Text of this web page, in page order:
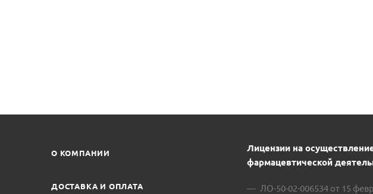
О КОМПАНИИ
ДОСТАВКА И ОПЛАТА
Лицензии на
фармацевтической
ЛО-50-02-006534 от 15